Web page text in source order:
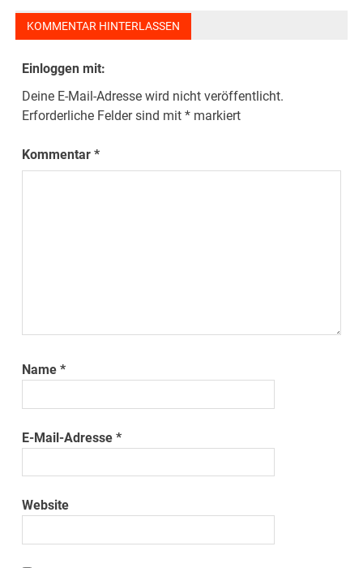
KOMMENTAR HINTERLASSEN
Einloggen mit:
Deine E-Mail-Adresse wird nicht veröffentlicht.
Erforderliche Felder sind mit* markiert
Kommentar*
Name*
E-Mail-Adresse*
Website